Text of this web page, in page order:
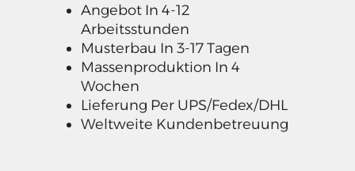
Angebot In 4-12
Arbeitsstunden
Musterbau In 3-17 Tagen
Massenproduktion In 4
Wochen
Lieferung Per UPS/Fedex/DHL
Weltweite Kundenbetreuung